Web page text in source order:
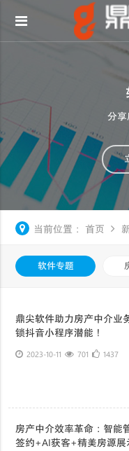
分
当前位置： 首页
软件专题
鼎尖软件助力房产中介业
锁抖音小程序潜能！
2023-10-11 701 1437
房产中介效率革命：智能
签约+AI获客+精美房源展